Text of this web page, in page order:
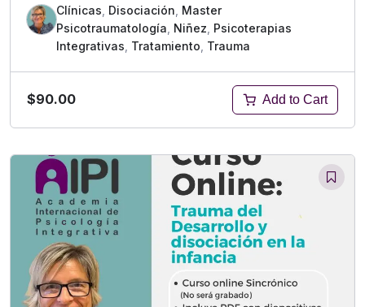
Clínicas Disociación Master
Psicotraumatología Niñez Psicoterapias
Integrativas Tratamiento Trauma
$90.00 Add to Cart